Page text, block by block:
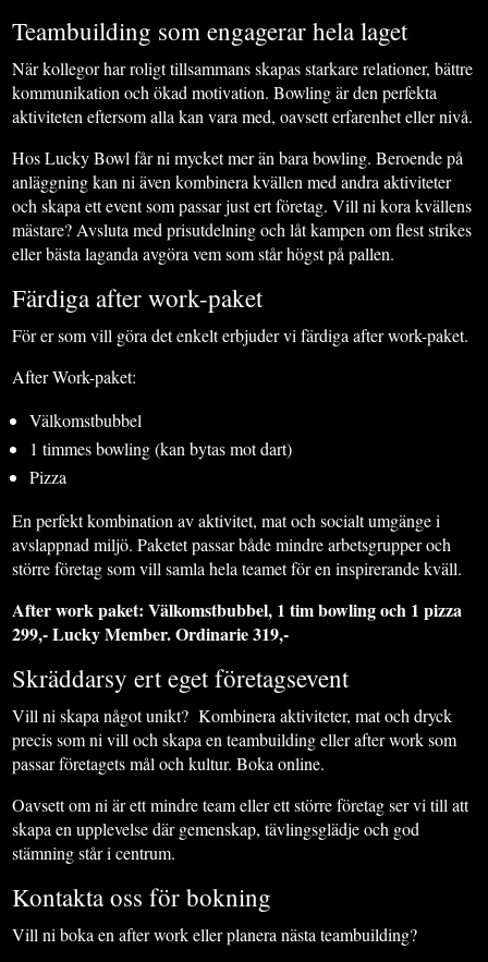
Teambuilding som engagerar hela laget
När kollegor har roligt tillsammans skapas starkare relationer, bättre
kommunikation och ökad motivation. Bowling är den perfekta
aktiviteten eftersom alla kan vara med, oavsett erfarenhet eller nivå.
Hos Lucky Bowl får ni mycket mer än bara bowling. Beroende på
anläggning kan ni även kombinera kvällen med andra aktiviteter
och skapa ett event som passar just ert företag. Vill ni kora kvällens
mästare? Avsluta med prisutdelning och låt kampen om flest strikes
eller bästa laganda avgöra vem som står högst på pallen.
Färdiga after work-paket
För er som vill göra det enkelt erbjuder vi färdiga after work-paket.
After Work-paket:
Välkomstbubbel
1 timmes bowling (kan bytas mot dart)
Pizza
En perfekt kombination av aktivitet, mat och socialt umgänge i
avslappnad miljö. Paketet passar både mindre arbetsgrupper och
större företag som vill samla hela teamet för en inspirerande kväll.
After work paket: Välkomstbubbel, 1 tim bowling och 1 pizza
299,- Lucky Member. Ordinarie 319,-
Skräddarsy ert eget företagsevent
Vill ni skapa något unikt? Kombinera aktiviteter, mat och dryck
precis som ni vill och skapa en teambuilding eller after work som
passar företagets mål och kultur. Boka online.
Oavsett om ni är ett mindre team eller ett större företag ser vi till att
skapa en upplevelse där gemenskap, tävlingsglädje och god
stämning står i centrum.
Kontakta oss för bokning
Vill ni boka en after work eller planera nästa teambuilding?